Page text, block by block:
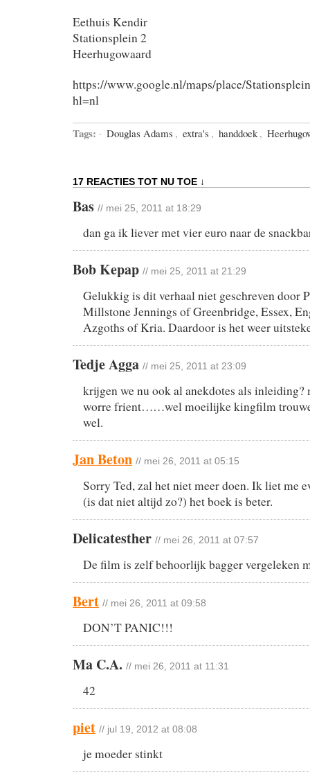
Eethuis Kendir
Stationsplein 2
Heerhugowaard
https://www.google.nl/maps/place/
hl=nl
Tags: · Douglas Adams , extra's , handdoek ,
17 REACTIES TOT NU TOE ↓
Bas // mei 25, 2011 at 18:29
dan ga ik liever met vier euro naar de
Bob Kepap // mei 25, 2011 at 21:29
Gelukkig is dit verhaal niet geschreven door
Millstone Jennings of Greenbridge, Essex,
Azgoths of Kria. Daardoor is het weer
Tedje Agga // mei 25, 2011 at 23:09
krijgen we nu ook al anekdotes als inleiding?
worre frient……wel moeilijke kingfilm
wel.
Jan Beton // mei 26, 2011 at 05:15
Sorry Ted, zal het niet meer doen. Ik liet me
(is dat niet altijd zo?) het boek is beter.
Delicatesther // mei 26, 2011 at 07:57
De film is zelf behoorlijk bagger vergeleken
Bert // mei 26, 2011 at 09:58
DON’T PANIC!!!
Ma C.A. // mei 26, 2011 at 11:31
42
piet // jul 19, 2012 at 08:08
je moeder stinkt